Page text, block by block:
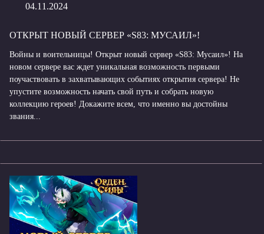
04.11.2024
ОТКРЫТ НОВЫЙ СЕРВЕР «S83: МУСАИЛ»!
Войны и воительницы! Открыт новый сервер «S83: Мусаил»! На
новом сервере вас ждет уникальная возможность первыми
поучаствовать в захватывающих событиях открытия сервера! Не
упустите возможность начать свой путь и собрать новую
коллекцию героев! Докажите всем, что именно вы достойны
звания...